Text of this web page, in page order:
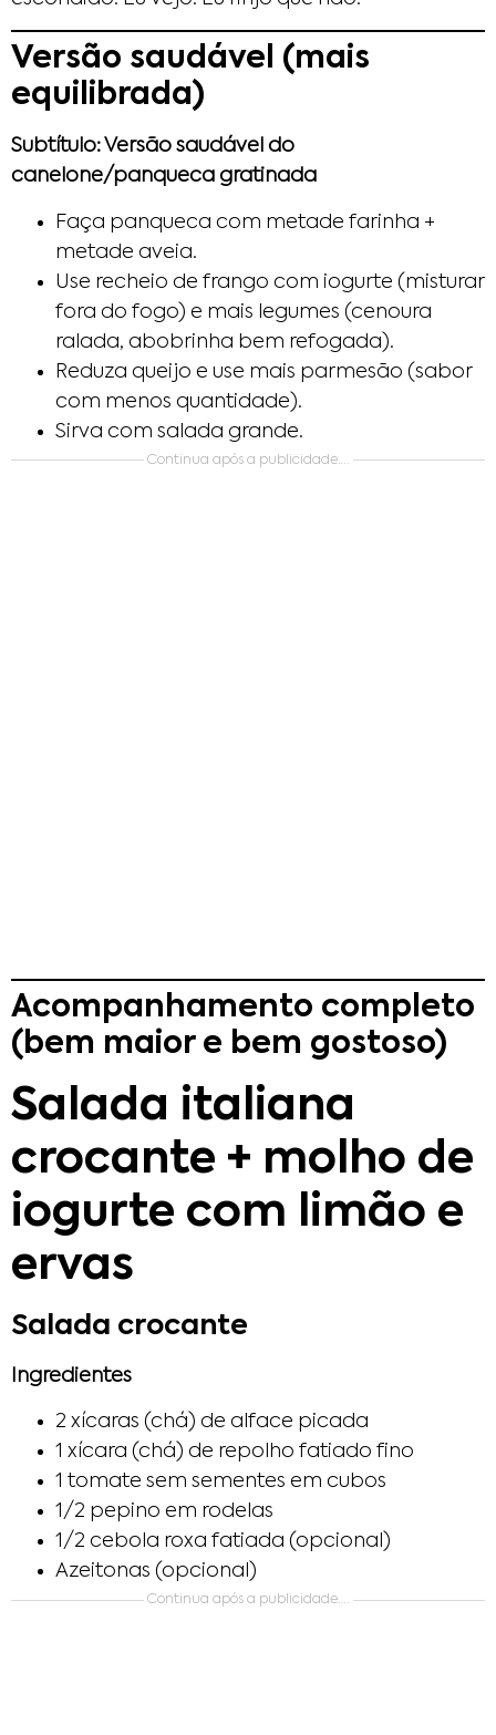
Versão saudável (mais
equilibrada)
Subtítulo: Versão saudável do
canelone/panqueca gratinada
Faça panqueca com metade farinha +
metade aveia.
Use recheio de frango com iogurte (misturar
fora do fogo) e mais legumes (cenoura
ralada, abobrinha bem refogada).
Reduza queijo e use mais parmesão (sabor
com menos quantidade).
Sirva com salada grande.
Continua após a publicidade….
Acompanhamento completo
(bem maior e bem gostoso)
Salada italiana
crocante + molho de
iogurte com limão e
ervas
Salada crocante
Ingredientes
2 xícaras (chá) de alface picada
1 xícara (chá) de repolho fatiado fino
1 tomate sem sementes em cubos
1/2 pepino em rodelas
1/2 cebola roxa fatiada (opcional)
Azeitonas (opcional)
Continua após a publicidade….